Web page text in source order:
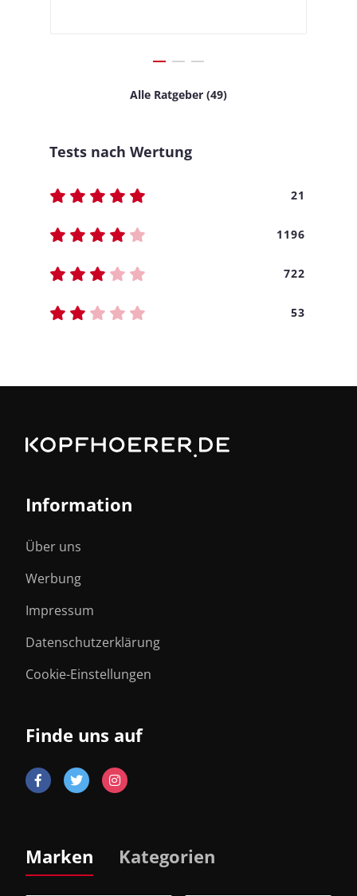
Alle Ratgeber (49)
Tests nach Wertung
21
1196
722
53
Information
Über uns
Werbung
Impressum
Datenschutzerklärung
Cookie-Einstellungen
Finde uns auf
Marken Kategorien